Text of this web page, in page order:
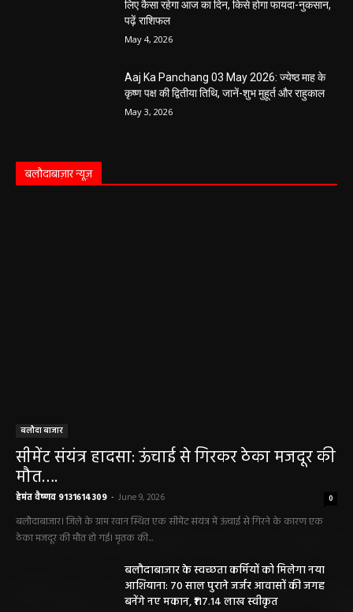
लिए कैसा रहेगा आज का दिन, किसे होगा फायदा-नुकसान,
पढ़ें राशिफल
May 4, 2026
Aaj Ka Panchang 03 May 2026: ज्येष्ठ माह के
कृष्ण पक्ष की द्वितीया तिथि, जानें-शुभ मुहूर्त और राहुकाल
May 3, 2026
बलौदाबाज़ार न्यूज़
बलौदा बाजार
सीमेंट संयंत्र हादसा: ऊंचाई से गिरकर ठेका मजदूर की
मौत….
हेमंत वैष्णव 9131614309 - June 9, 2026 0
बलौदाबाजार। जिले के ग्राम रवान स्थित एक सीमेंट संयंत्र में ऊंचाई से गिरने के कारण एक
ठेका मजदूर की मौत हो गई। मृतक की...
बलौदाबाजार के स्वच्छता कर्मियों को मिलेगा नया
आशियाना: 70 साल पुराने जर्जर आवासों की जगह
बनेंगे नए मकान, ₹117.14 लाख स्वीकृत